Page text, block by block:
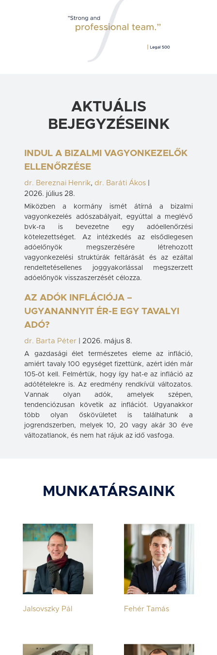
AKTUÁLIS
BEJEGYZÉSEINK
INDUL A BIZALMI VAGYONKEZELŐK
ELLENŐRZÉSE
dr. Bereznai Henrik, dr. Baráti Ákos
2026. július 28.
Miközben a kormány ismét átírná a bizalmi
vagyonkezelés adószabályait, egyúttal a meglévő
bvk-ra is bevezetne egy adóellenőrzési
kötelezettséget. Az intézkedés az elsődlegesen
adóelőnyök megszerzésére létrehozott
vagyonkezelési struktúrák feltárását és az ezáltal
rendeltetésellenes joggyakorlással megszerzett
adóelőnyök visszaszerzését célozza.
AZ ADÓK INFLÁCIÓJA –
UGYANANNYIT ÉR-E EGY TAVALYI
ADÓ?
dr. Barta Péter 2026. május 8.
A gazdasági élet természetes eleme az infláció,
amiért tavaly 100 egységet fizettünk, azért idén már
105-öt kell. Felmértük, hogy így hat-e az infláció az
adótételekre is. Az eredmény rendkívül változatos.
Vannak olyan adók, amelyek szépen,
tendenciózusan követik az inflációt. Ugyanakkor
több olyan őskövületet is találhatunk a
jogrendszerben, melyek 10, 20 vagy akár 30 éve
változatlanok, és nem hat rájuk az idő vasfoga.
MUNKATÁRSAINK
Jalsovszky Pál Fehér Tamás